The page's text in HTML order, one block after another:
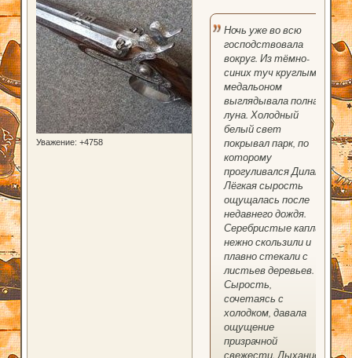
Уважение: +4758
Ночь уже во всю
господствовала
вокруг. Из тёмно-
синих туч круглым
медальоном
выглядывала полная
луна. Холодный
белый свет
покрывал парк, по
которому
прогуливался Дилан.
Лёгкая сырость
ощущалась после
недавнего дождя.
Серебристые капли
нежно скользили и
плавно стекали с
листьев деревьев.
Сырость,
сочетаясь с
холодком, давала
ощущение
призрачной
свежести. Дыхание